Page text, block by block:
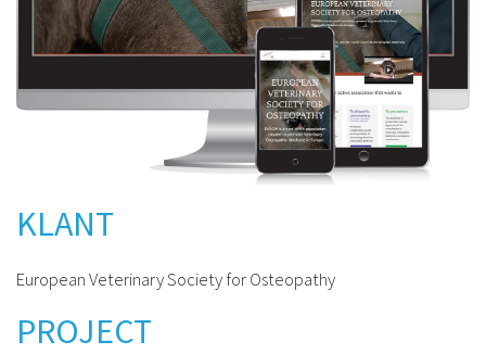
KLANT
European Veterinary Society for Osteopathy
PROJECT